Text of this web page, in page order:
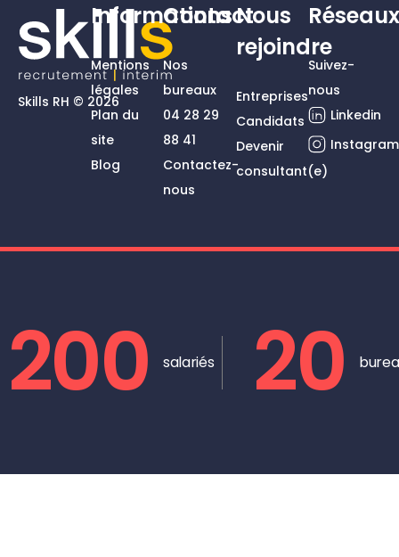
Skills RH © 2026
Informations
Mentions
légales
Plan du
site
Blog
Contact
Nos
bureaux
04 28 29
88 41
Contactez-
nous
Nous
rejoindre
Entreprises
Candidats
Devenir
consultant(e)
Suivez-
nous
Linkedin
Instagram
200 salariés 20